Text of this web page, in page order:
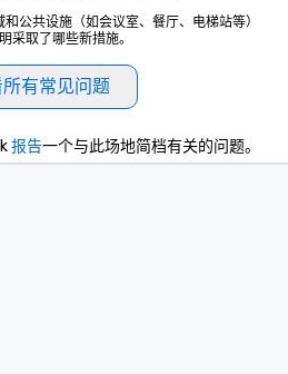
公共设施（如会议室、餐厅、电梯站等）
采取了哪些新措施。
有常见问题
报告一个与此场地简档有关的问题。